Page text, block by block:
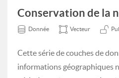
Conservation de la
Donnée Vecteur
Cette série de couches de
informations géographiques